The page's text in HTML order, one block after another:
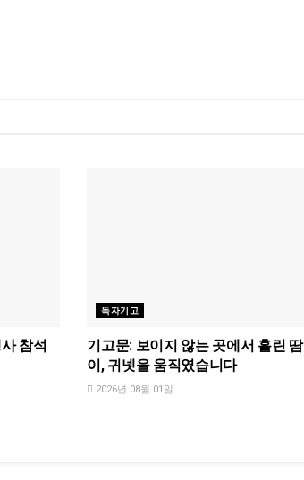
참석
독자기고
기고문: 보이지 않는 곳에서 흘린 땀
이, 귀넷을 움직였습니다
2026년 08월 01일